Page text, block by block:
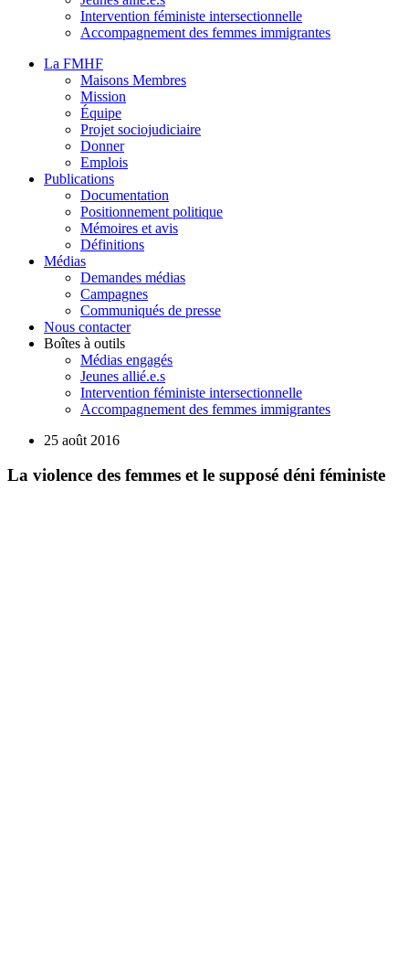
Intervention féministe intersectionnelle
Accompagnement des femmes immigrantes
La FMHF
Maisons Membres
Mission
Équipe
Projet sociojudiciaire
Donner
Emplois
Publications
Documentation
Positionnement politique
Mémoires et avis
Définitions
Médias
Demandes médias
Campagnes
Communiqués de presse
Nous contacter
Boîtes à outils
Médias engagés
Jeunes allié.e.s
Intervention féministe intersectionnelle
Accompagnement des femmes immigrantes
25 août 2016
La violence des femmes et le supposé déni féministe